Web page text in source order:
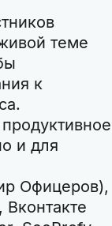
теме
к
и для
Офицеров),